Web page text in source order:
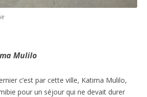
Mulilo
c’est par cette ville, Katima Mulilo,
pour un séjour qui ne devait durer